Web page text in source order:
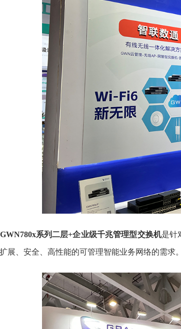
GWN780x系列二层+企业级千兆管理型交换机是针
展、安全、高性能的可管理智能业务网络的需求。